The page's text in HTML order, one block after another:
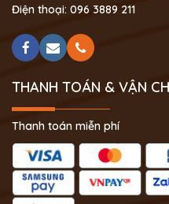
Điện thoại: 096 3889 211
THANH TOÁN & VẬN
Thanh toán miễn phí